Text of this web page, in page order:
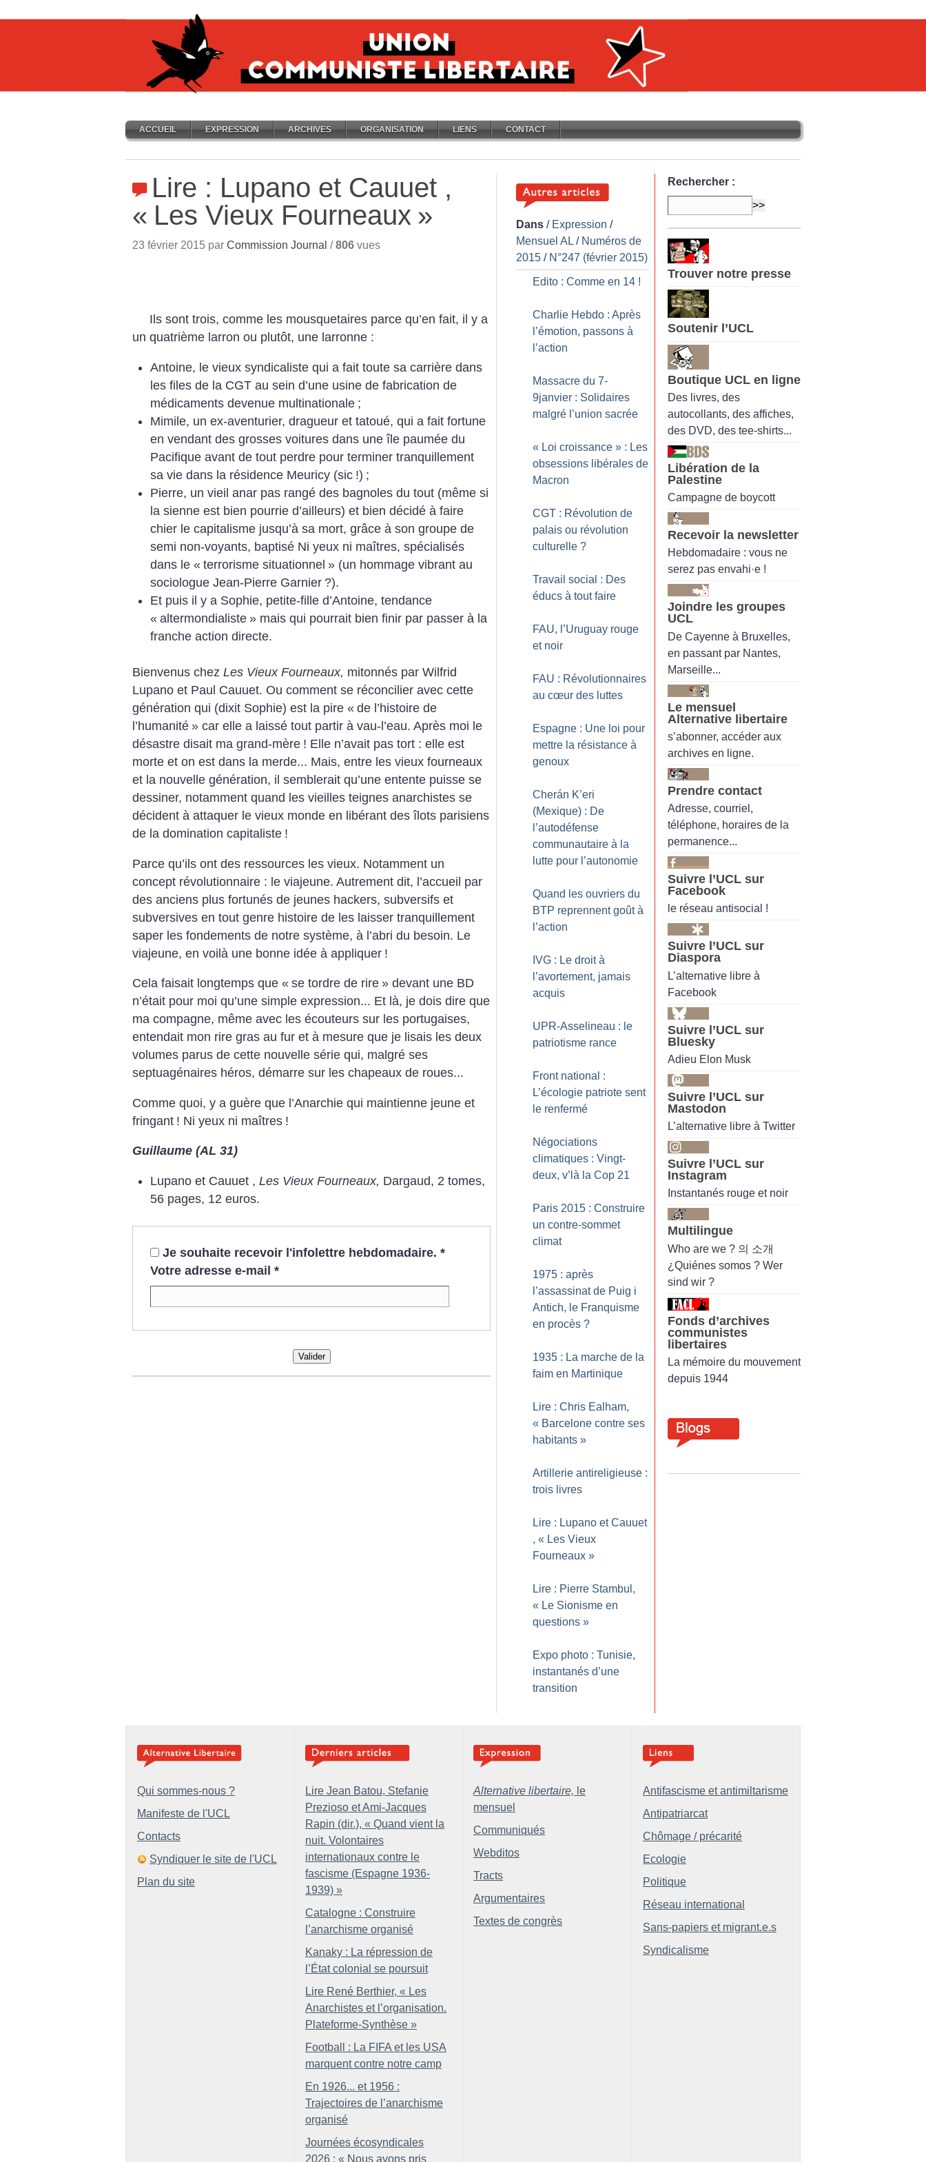
ACCUEIL EXPRESSION ARCHIVES ORGANISATION LIENS CONTACT
Lire : Lupano et Cauuet ,
« Les Vieux Fourneaux »
23 février 2015 par Commission Journal /806 vues
Ils sont trois, comme les mousquetaires parce qu’en fait, il y a
un quatrième larron ou plutôt, une larronne :
Antoine, le vieux syndicaliste qui a fait toute sa carrière dans
les files de la CGT au sein d’une usine de fabrication de
médicaments devenue multinationale ;
Mimile, un ex-aventurier, dragueur et tatoué, qui a fait fortune
en vendant des grosses voitures dans une île paumée du
Pacifique avant de tout perdre pour terminer tranquillement
sa vie dans la résidence Meuricy (sic !) ;
Pierre, un vieil anar pas rangé des bagnoles du tout (même si
la sienne est bien pourrie d’ailleurs) et bien décidé à faire
chier le capitalisme jusqu’à sa mort, grâce à son groupe de
semi non-voyants, baptisé Ni yeux ni maîtres, spécialisés
dans le « terrorisme situationnel » (un hommage vibrant au
sociologue Jean-Pierre Garnier ?).
Et puis il y a Sophie, petite-fille d’Antoine, tendance
« altermondialiste » mais qui pourrait bien finir par passer à la
franche action directe.
Bienvenus chez Les Vieux Fourneaux, mitonnés par Wilfrid
Lupano et Paul Cauuet. Ou comment se réconcilier avec cette
génération qui (dixit Sophie) est la pire « de l’histoire de
l’humanité » car elle a laissé tout partir à vau-l’eau. Après moi le
désastre disait ma grand-mère ! Elle n’avait pas tort : elle est
morte et on est dans la merde... Mais, entre les vieux fourneaux
et la nouvelle génération, il semblerait qu’une entente puisse se
dessiner, notamment quand les vieilles teignes anarchistes se
décident à attaquer le vieux monde en libérant des îlots parisiens
de la domination capitaliste !
Parce qu’ils ont des ressources les vieux. Notamment un
concept révolutionnaire : le viajeune. Autrement dit, l’accueil par
des anciens plus fortunés de jeunes hackers, subversifs et
subversives en tout genre histoire de les laisser tranquillement
saper les fondements de notre système, à l’abri du besoin. Le
viajeune, en voilà une bonne idée à appliquer !
Cela faisait longtemps que « se tordre de rire » devant une BD
n’était pour moi qu’une simple expression... Et là, je dois dire que
ma compagne, même avec les écouteurs sur les portugaises,
entendait mon rire gras au fur et à mesure que je lisais les deux
volumes parus de cette nouvelle série qui, malgré ses
septuagénaires héros, démarre sur les chapeaux de roues...
Comme quoi, y a guère que l’Anarchie qui maintienne jeune et
fringant ! Ni yeux ni maîtres !
Guillaume (AL 31)
Lupano et Cauuet ,Les Vieux Fourneaux, Dargaud, 2 tomes,
56 pages, 12 euros.
Je souhaite recevoir l'infolettre hebdomadaire. *
Votre adresse e-mail *
Valider
Dans / Expression /
Mensuel AL / Numéros de
2015 / N°247 (février 2015)
Edito : Comme en 14 !
Charlie Hebdo : Après
l’émotion, passons à
l’action
Massacre du 7-
9janvier : Solidaires
malgré l’union sacrée
« Loi croissance » : Les
obsessions libérales de
Macron
CGT : Révolution de
palais ou révolution
culturelle ?
Travail social : Des
éducs à tout faire
FAU, l’Uruguay rouge
et noir
FAU : Révolutionnaires
au cœur des luttes
Espagne : Une loi pour
mettre la résistance à
genoux
Cherán K’eri
(Mexique) : De
l’autodéfense
communautaire à la
lutte pour l’autonomie
Quand les ouvriers du
BTP reprennent goût à
l’action
IVG : Le droit à
l’avortement, jamais
acquis
UPR-Asselineau : le
patriotisme rance
Front national :
L’écologie patriote sent
le renfermé
Négociations
climatiques : Vingt-
deux, v’là la Cop 21
Paris 2015 : Construire
un contre-sommet
climat
1975 : après
l’assassinat de Puig i
Antich, le Franquisme
en procès ?
1935 : La marche de la
faim en Martinique
Lire : Chris Ealham,
« Barcelone contre ses
habitants »
Artillerie antireligieuse :
trois livres
Lire : Lupano et Cauuet
, « Les Vieux
Fourneaux »
Lire : Pierre Stambul,
« Le Sionisme en
questions »
Expo photo : Tunisie,
instantanés d’une
transition
Rechercher :
Trouver notre presse
Soutenir l’UCL
Boutique UCL en ligne
Des livres, des
autocollants, des affiches,
des DVD, des tee-shirts...
Libération de la
Palestine
Campagne de boycott
Recevoir la newsletter
Hebdomadaire : vous ne
serez pas envahi·e !
Joindre les groupes
UCL
De Cayenne à Bruxelles,
en passant par Nantes,
Marseille...
Le mensuel
Alternative libertaire
s’abonner, accéder aux
archives en ligne.
Prendre contact
Adresse, courriel,
téléphone, horaires de la
permanence...
Suivre l’UCL sur
Facebook
le réseau antisocial !
Suivre l’UCL sur
Diaspora
L’alternative libre à
Facebook
Suivre l’UCL sur
Bluesky
Adieu Elon Musk
Suivre l’UCL sur
Mastodon
L’alternative libre à Twitter
Suivre l’UCL sur
Instagram
Instantanés rouge et noir
Multilingue
Who are we ? 의 소개
¿Quiénes somos ? Wer
sind wir ?
Fonds d’archives
communistes
libertaires
La mémoire du mouvement
depuis 1944
Qui sommes-nous ?
Manifeste de l'UCL
Contacts
Syndiquer le site de l'UCL
Plan du site
Lire Jean Batou, Stefanie
Prezioso et Ami-Jacques
Rapin (dir.), « Quand vient la
nuit. Volontaires
internationaux contre le
fascisme (Espagne 1936-
1939) »
Catalogne : Construire
l’anarchisme organisé
Kanaky : La répression de
l’État colonial se poursuit
Lire René Berthier, « Les
Anarchistes et l’organisation.
Plateforme-Synthèse »
Football : La FIFA et les USA
marquent contre notre camp
En 1926... et 1956 :
Trajectoires de l’anarchisme
organisé
Journées écosyndicales
2026 : « Nous avons pris
Alternative libertaire, le
mensuel
Communiqués
Webditos
Tracts
Argumentaires
Textes de congrès
Antifascisme et antimiltarisme
Antipatriarcat
Chômage / précarité
Ecologie
Politique
Réseau international
Sans-papiers et migrant.e.s
Syndicalisme